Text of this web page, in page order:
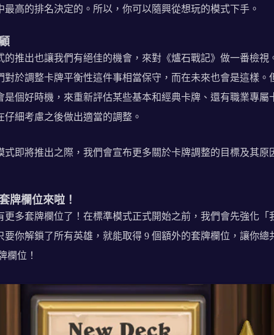
最高的排名決定的。所以，你可以隨興從想玩的模式下手。
的推出也讓我們有絕佳的機會，來對《爐石戰記》做一番檢視
對於調整卡牌平衡性這件事相當保守，而在未來也會是這樣。
是個好時機，來重新評估某些基本和經典卡牌、還有職業專屬
仔細考慮之後做出適當的調整。
式即將推出之際，我們會宣布更多關於卡牌調整的目標及其原
牌欄位來啦！
更多套牌欄位了！在標準模式正式開始之前，我們會先強化「
要你解鎖了所有英雄，就能取得 9 個額外的套牌欄位，讓你總
欄位！